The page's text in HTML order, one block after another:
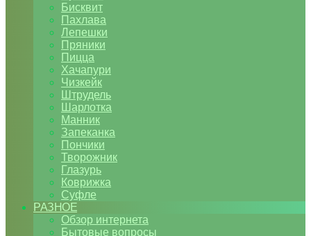
Бисквит
Пахлава
Лепешки
Пряники
Пицца
Хачапури
Чизкейк
Штрудель
Шарлотка
Манник
Запеканка
Пончики
Творожник
Глазурь
Коврижка
Суфле
РАЗНОЕ
Обзор интернета
Бытовые вопросы